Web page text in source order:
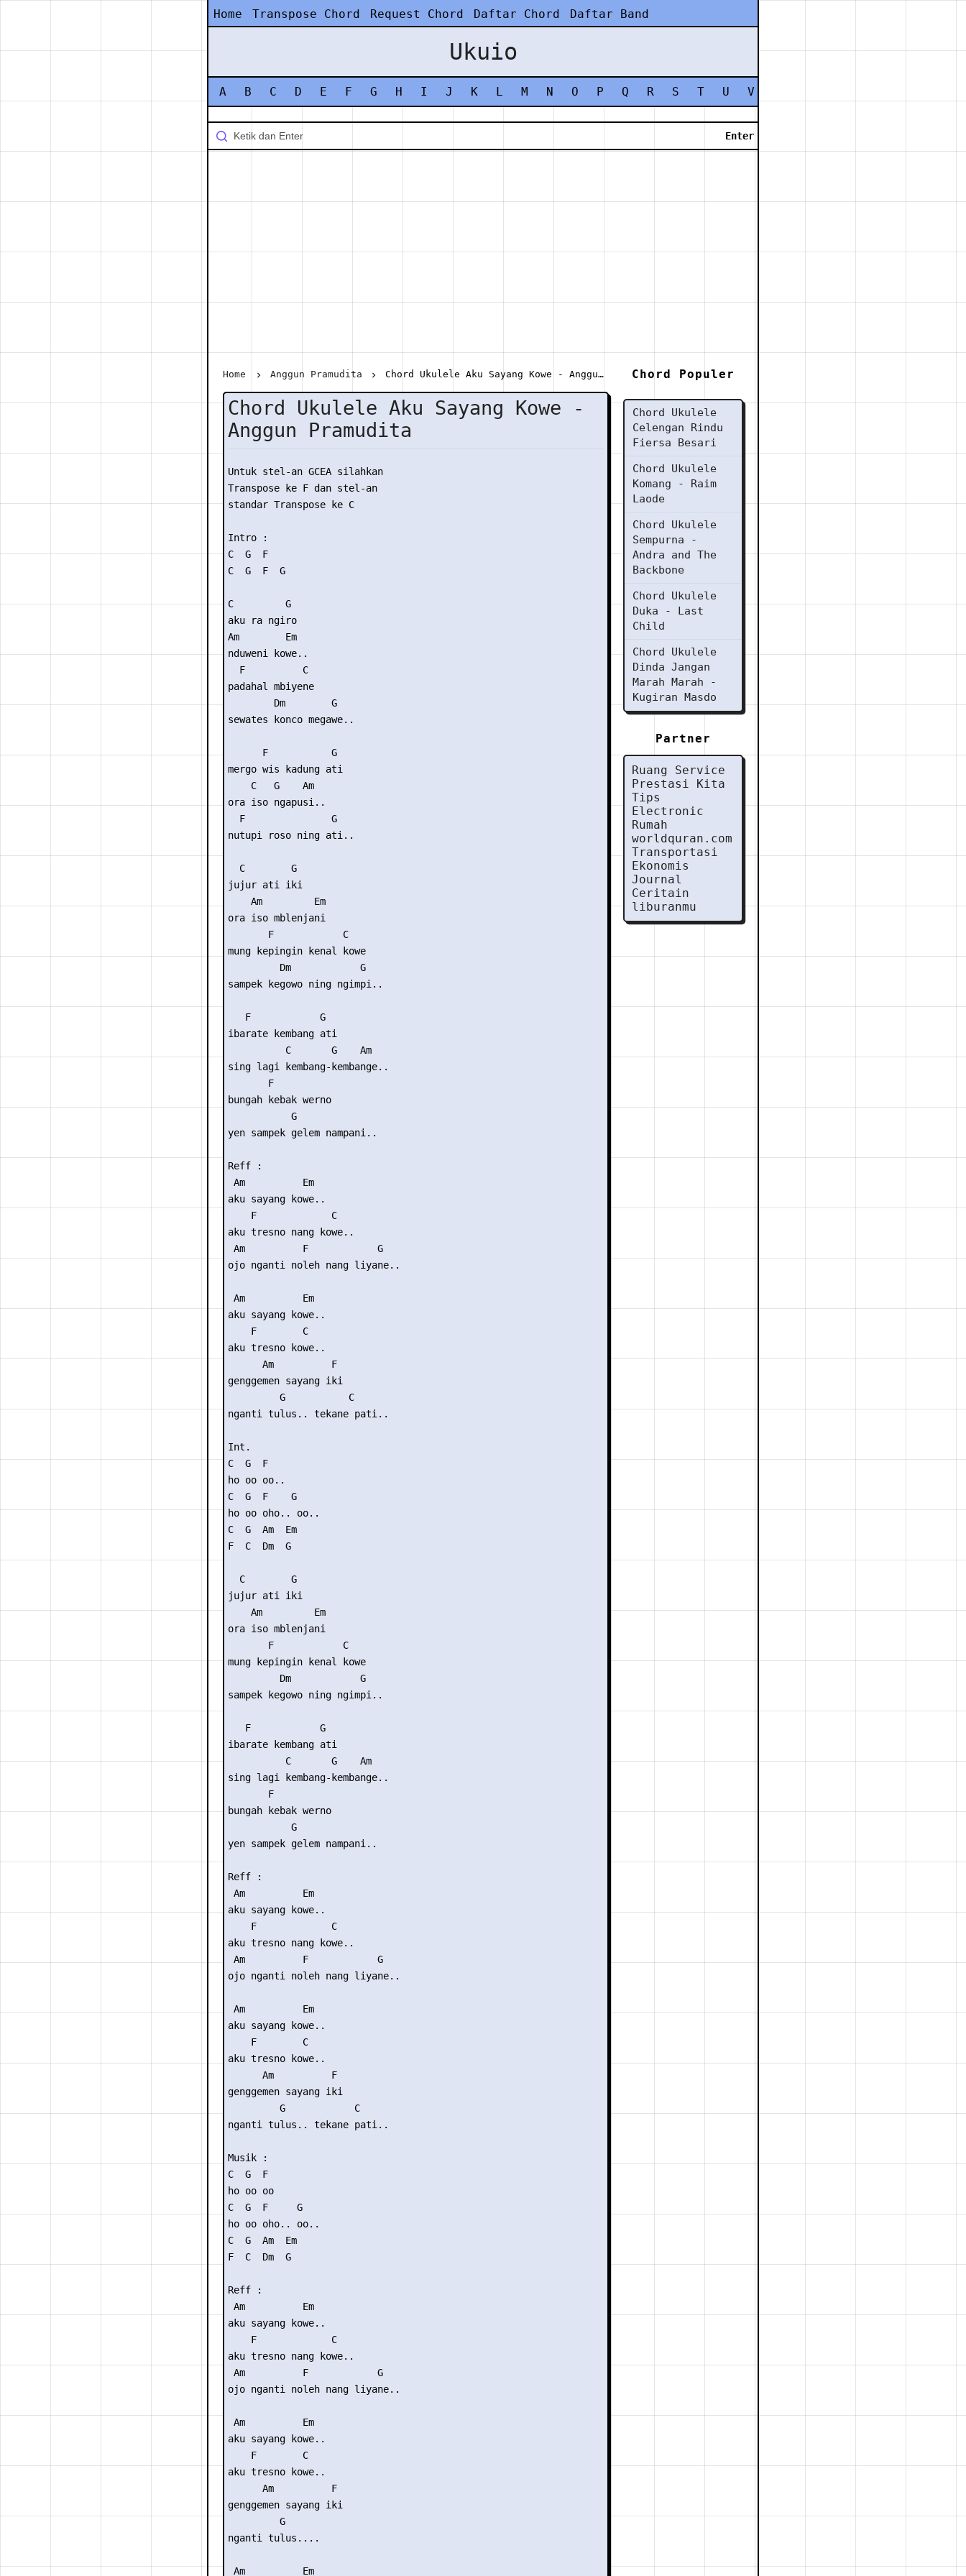
Home Transpose Chord Request Chord Daftar Chord Daftar Band
Ukuio
A B C D E F G H I J K L M N O P Q R S T U V
Home Anggun Pramudita Chord Ukulele Aku Sayang Kowe - Anggun Pramudita
Chord Ukulele Aku Sayang Kowe -
Anggun Pramudita
Untuk stel-an GCEA silahkan
Transpose ke F dan stel-an
standar Transpose ke C
Intro :
C  G  F
C  G  F  G
C         G
aku ra ngiro
Am        Em
nduweni kowe..
  F          C
padahal mbiyene
        Dm        G
sewates konco megawe..
      F           G
mergo wis kadung ati
    C   G    Am
ora iso ngapusi..
  F               G
nutupi roso ning ati..
  C        G
jujur ati iki
    Am         Em
ora iso mblenjani
       F            C
mung kepingin kenal kowe
         Dm            G
sampek kegowo ning ngimpi..
   F            G
ibarate kembang ati
          C       G    Am
sing lagi kembang-kembange..
       F
bungah kebak werno
           G
yen sampek gelem nampani..
Reff :
Am          Em
aku sayang kowe..
    F             C
aku tresno nang kowe..
Am          F            G
ojo nganti noleh nang liyane..
Am          Em
aku sayang kowe..
    F        C
aku tresno kowe..
      Am          F
genggemen sayang iki
         G           C
nganti tulus.. tekane pati..
Int.
C  G  F
ho oo oo..
C  G  F    G
ho oo oho.. oo..
C  G  Am  Em
F  C  Dm  G
  C        G
jujur ati iki
    Am         Em
ora iso mblenjani
       F            C
mung kepingin kenal kowe
         Dm            G
sampek kegowo ning ngimpi..
   F            G
ibarate kembang ati
          C       G    Am
sing lagi kembang-kembange..
       F
bungah kebak werno
           G
yen sampek gelem nampani..
Reff :
Am          Em
aku sayang kowe..
    F             C
aku tresno nang kowe..
Am          F            G
ojo nganti noleh nang liyane..
Am          Em
aku sayang kowe..
    F        C
aku tresno kowe..
      Am          F
genggemen sayang iki
         G            C
nganti tulus.. tekane pati..
Musik :
C  G  F
ho oo oo
C  G  F     G
ho oo oho.. oo..
C  G  Am  Em
F  C  Dm  G
Reff :
Am          Em
aku sayang kowe..
    F             C
aku tresno nang kowe..
Am          F            G
ojo nganti noleh nang liyane..
Am          Em
aku sayang kowe..
    F        C
aku tresno kowe..
      Am          F
genggemen sayang iki
         G
nganti tulus....
Am          Em
Chord Populer
Chord Ukulele
Celengan Rindu
Fiersa Besari
Chord Ukulele
Komang - Raim
Laode
Chord Ukulele
Sempurna -
Andra and The
Backbone
Chord Ukulele
Duka - Last
Child
Chord Ukulele
Dinda Jangan
Marah Marah -
Kugiran Masdo
Partner
Ruang Service
Prestasi Kita
Tips
Electronic
Rumah
worldquran.com
Transportasi
Ekonomis
Journal
Ceritain
liburanmu